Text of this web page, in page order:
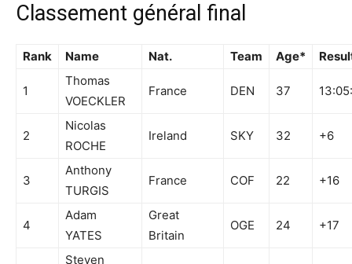
Classement général final
Rank Name Nat. Team Age*
1
Thomas
VOECKLER
France DEN 37
2
Nicolas
ROCHE
Ireland SKY 32 +6
3
Anthony
TURGIS
France COF 22 +16
4
Adam
YATES
Great
Britain
OGE 24 +17
Steven